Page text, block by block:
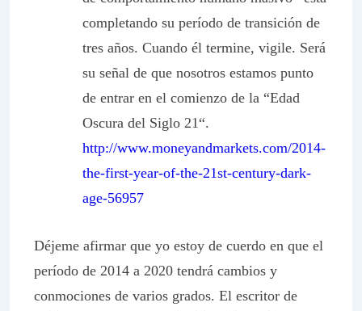
completando su período de transición de
tres años. Cuando él termine, vigile. Será
su señal de que nosotros estamos punto
de entrar en el comienzo de la “Edad
Oscura del Siglo 21“.
http://www.moneyandmarkets.com/2014-
the-first-year-of-the-21st-century-dark-
age-56957
Déjeme afirmar que yo estoy de cuerdo en que el
período de 2014 a 2020 tendrá cambios y
conmociones de varios grados. El escritor de